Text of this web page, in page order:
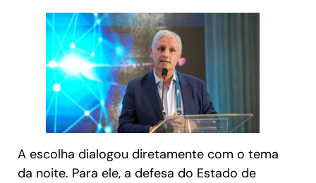
A escolha dialogou diretamente com o tema
da noite. Para ele, a defesa do Estado de